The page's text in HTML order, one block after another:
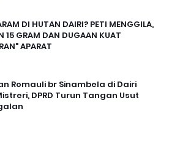
DI HUTAN DAIRI? PETI MENGGILA,
15 GRAM DAN DUGAAN KUAT
APARAT
Romauli br Sinambela di Dairi
DPRD Turun Tangan Usut